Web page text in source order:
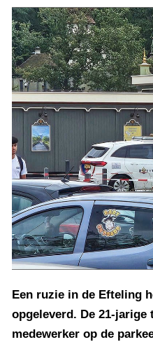
Een ruzie in de Efteling
opgeleverd. De 21-
medewerker op de